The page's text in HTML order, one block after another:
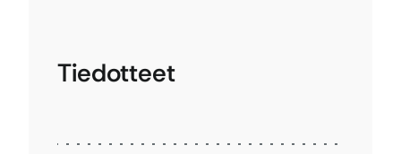
Tiedotteet